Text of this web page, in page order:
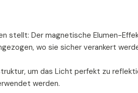
stellt: Der magnetische Elumen-
wo sie sicher verankert
um das Licht perfekt zu
werden.